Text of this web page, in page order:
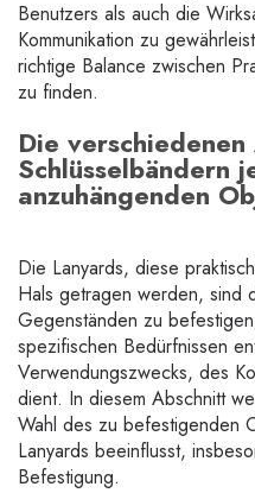
Benutzers als auch die
Kommunikation zu
richtige Balance zwischen
zu finden.
Die
Schlüsselbändern
anzuhängenden
Die Lanyards, diese
Hals getragen werden, sind
Gegenständen zu
spezifischen Bedürfnissen
Verwendungszwecks, des
dient. In diesem Abschnitt
Wahl des zu befestigenden
Lanyards beeinflusst,
Befestigung.